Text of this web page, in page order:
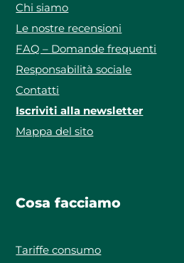
Chi siamo
Le nostre recensioni
FAQ – Domande frequenti
Responsabilità sociale
Contatti
Iscriviti alla newsletter
Mappa del sito
Cosa facciamo
Tariffe consumo